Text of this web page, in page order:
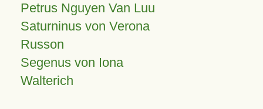
Petrus Nguyen Van Luu
Saturninus von Verona
Russon
Segenus von Iona
Walterich